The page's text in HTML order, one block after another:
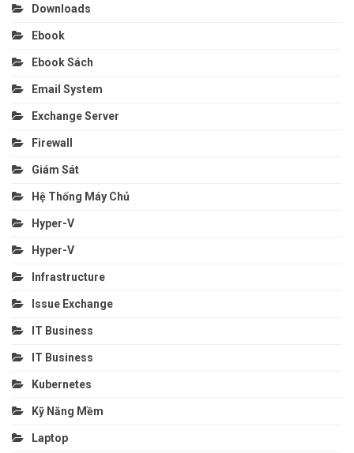
Downloads
Ebook
Ebook Sách
Email System
Exchange Server
Firewall
Giám Sát
Hệ Thống Máy Chủ
Hyper-V
Hyper-V
Infrastructure
Issue Exchange
IT Business
IT Business
Kubernetes
Kỹ Năng Mềm
Laptop